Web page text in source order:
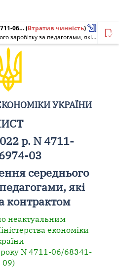
Лист від 27.09.2022 № 4711-06/66974-03(Втратив чинність)
Щодо збереження середнього заробітку за педагогами, які служать за контрактом
УКРАЇНИ
р. N 4711-
03
середнього
які
контрактом
неактуальним
економіки
N 4711-06/68341-
09)